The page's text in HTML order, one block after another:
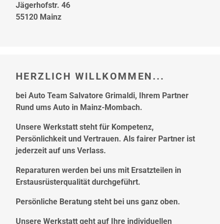
Jägerhofstr. 46
55120 Mainz
HERZLICH WILLKOMMEN...
bei Auto Team Salvatore Grimaldi, Ihrem Partner
Rund ums Auto in Mainz-Mombach.
Unsere Werkstatt steht für Kompetenz,
Persönlichkeit und Vertrauen. Als fairer Partner ist
jederzeit auf uns Verlass.
Reparaturen werden bei uns mit Ersatzteilen in
Erstausrüsterqualität durchgeführt.
Persönliche Beratung steht bei uns ganz oben.
Unsere Werkstatt geht auf Ihre individuellen